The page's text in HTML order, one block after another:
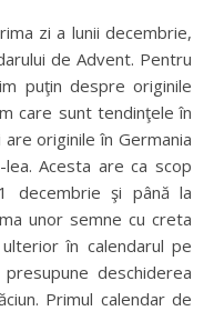
de Advent. Pentru
puţin despre originile
care sunt tendinţele în
originile în Germania
lea. Acesta are ca scop
decembrie şi până la
unor semne cu creta
în calendarul pe
deschiderea
Primul calendar de